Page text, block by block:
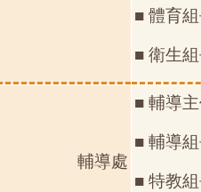
■ 體育
■ 衛生
輔導處
■ 輔導
■ 輔導
■ 特教